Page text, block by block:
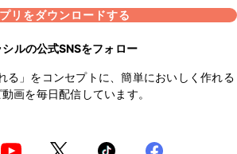
リをダウンロードする
シルの公式SNSをフォロー
る」をコンセプトに、簡単においしく作れる
画を毎日配信しています。